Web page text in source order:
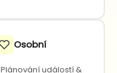
Osobní
Plánování událostí &